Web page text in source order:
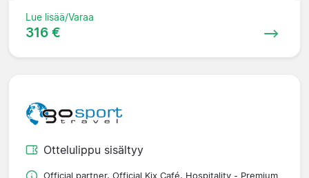
Lue lisää/Varaa
316 €
Ottelulippu sisältyy
Official partner, Official Kix Café, Hospitality - Premium